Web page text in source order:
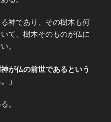
神であり、その樹木も何
て、樹木そのものが仏に
。
が仏の前世であるという
」
。